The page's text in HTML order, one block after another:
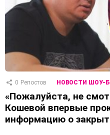
0 Репостов НОВОСТИ ШОУ-
«Пожалуйста, не
Кошевой впервые
информацию о